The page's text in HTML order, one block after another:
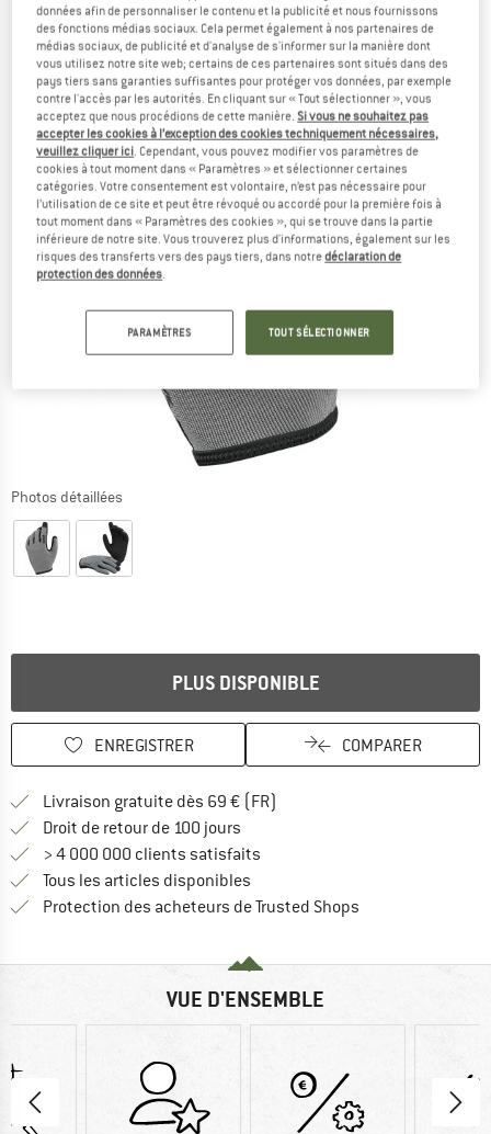
Photos détaillées
PLUS DISPONIBLE
ENREGISTRER COMPARER
Livraison gratuite dès 69 € (FR)
Droit de retour de 100 jours
> 4 000 000 clients satisfaits
Tous les articles disponibles
Protection des acheteurs de Trusted Shops
VUE D'ENSEMBLE
données afin de personnaliser le contenu et la publicité et nous fournissons
des fonctions médias sociaux. Cela permet également à nos partenaires de
médias sociaux, de publicité et d'analyse de s'informer sur la manière dont
vous utilisez notre site web; certains de ces partenaires sont situés dans des
pays tiers sans garanties suffisantes pour protéger vos données, par exemple
contre l'accès par les autorités. En cliquant sur « Tout sélectionner », vous
acceptez que nous procédions de cette manière.Si vous ne souhaitez pas
accepter les cookies à l’exception des cookies techniquement nécessaires,
veuillez cliquer ici. Cependant, vous pouvez modifier vos paramètres de
cookies à tout moment dans « Paramètres » et sélectionner certaines
catégories. Votre consentement est volontaire, n’est pas nécessaire pour
l’utilisation de ce site et peut être révoqué ou accordé pour la première fois à
tout moment dans « Paramètres des cookies », qui se trouve dans la partie
inférieure de notre site. Vous trouverez plus d'informations, également sur les
risques des transferts vers des pays tiers, dans notredéclaration de
protection des données.
PARAMÈTRES TOUT SÉLECTIONNER